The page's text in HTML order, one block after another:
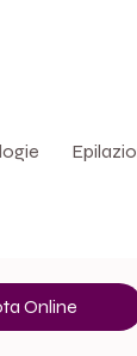
Online